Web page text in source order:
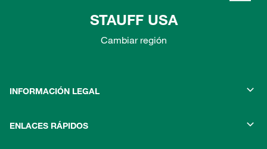
STAUFF USA
Cambiar región
INFORMACIÓN LEGAL
ENLACES RÁPIDOS